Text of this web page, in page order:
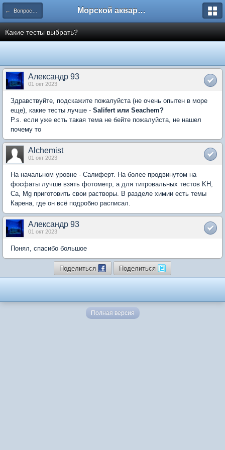
← Вопросы новичков Морской аквариум. Форумы ReefCentral.ru
Какие тесты выбрать?
Александр 93
01 окт 2023
Здравствуйте, подскажите пожалуйста (не очень опытен в море
еще), какие тесты лучше - Salifert или Seachem?
P.s. если уже есть такая тема не бейте пожалуйста, не нашел
почему то
Alchemist
01 окт 2023
На начальном уровне - Салиферт. На более продвинутом на
фосфаты лучше взять фотометр, а для титровальных тестов KH,
Ca, Mg приготовить свои растворы. В разделе химии есть темы
Карена, где он всё подробно расписал.
Александр 93
01 окт 2023
Понял, спасибо большое
Поделиться Поделиться
Полная версия